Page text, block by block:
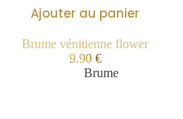
Ajouter au panier
Brume vénitienne flower
9.90 €
Brume